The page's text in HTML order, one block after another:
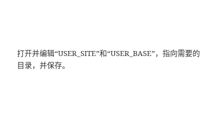
打开并编辑“USER_SITE”和“USER_BASE”，指向需要的
目录，并保存。